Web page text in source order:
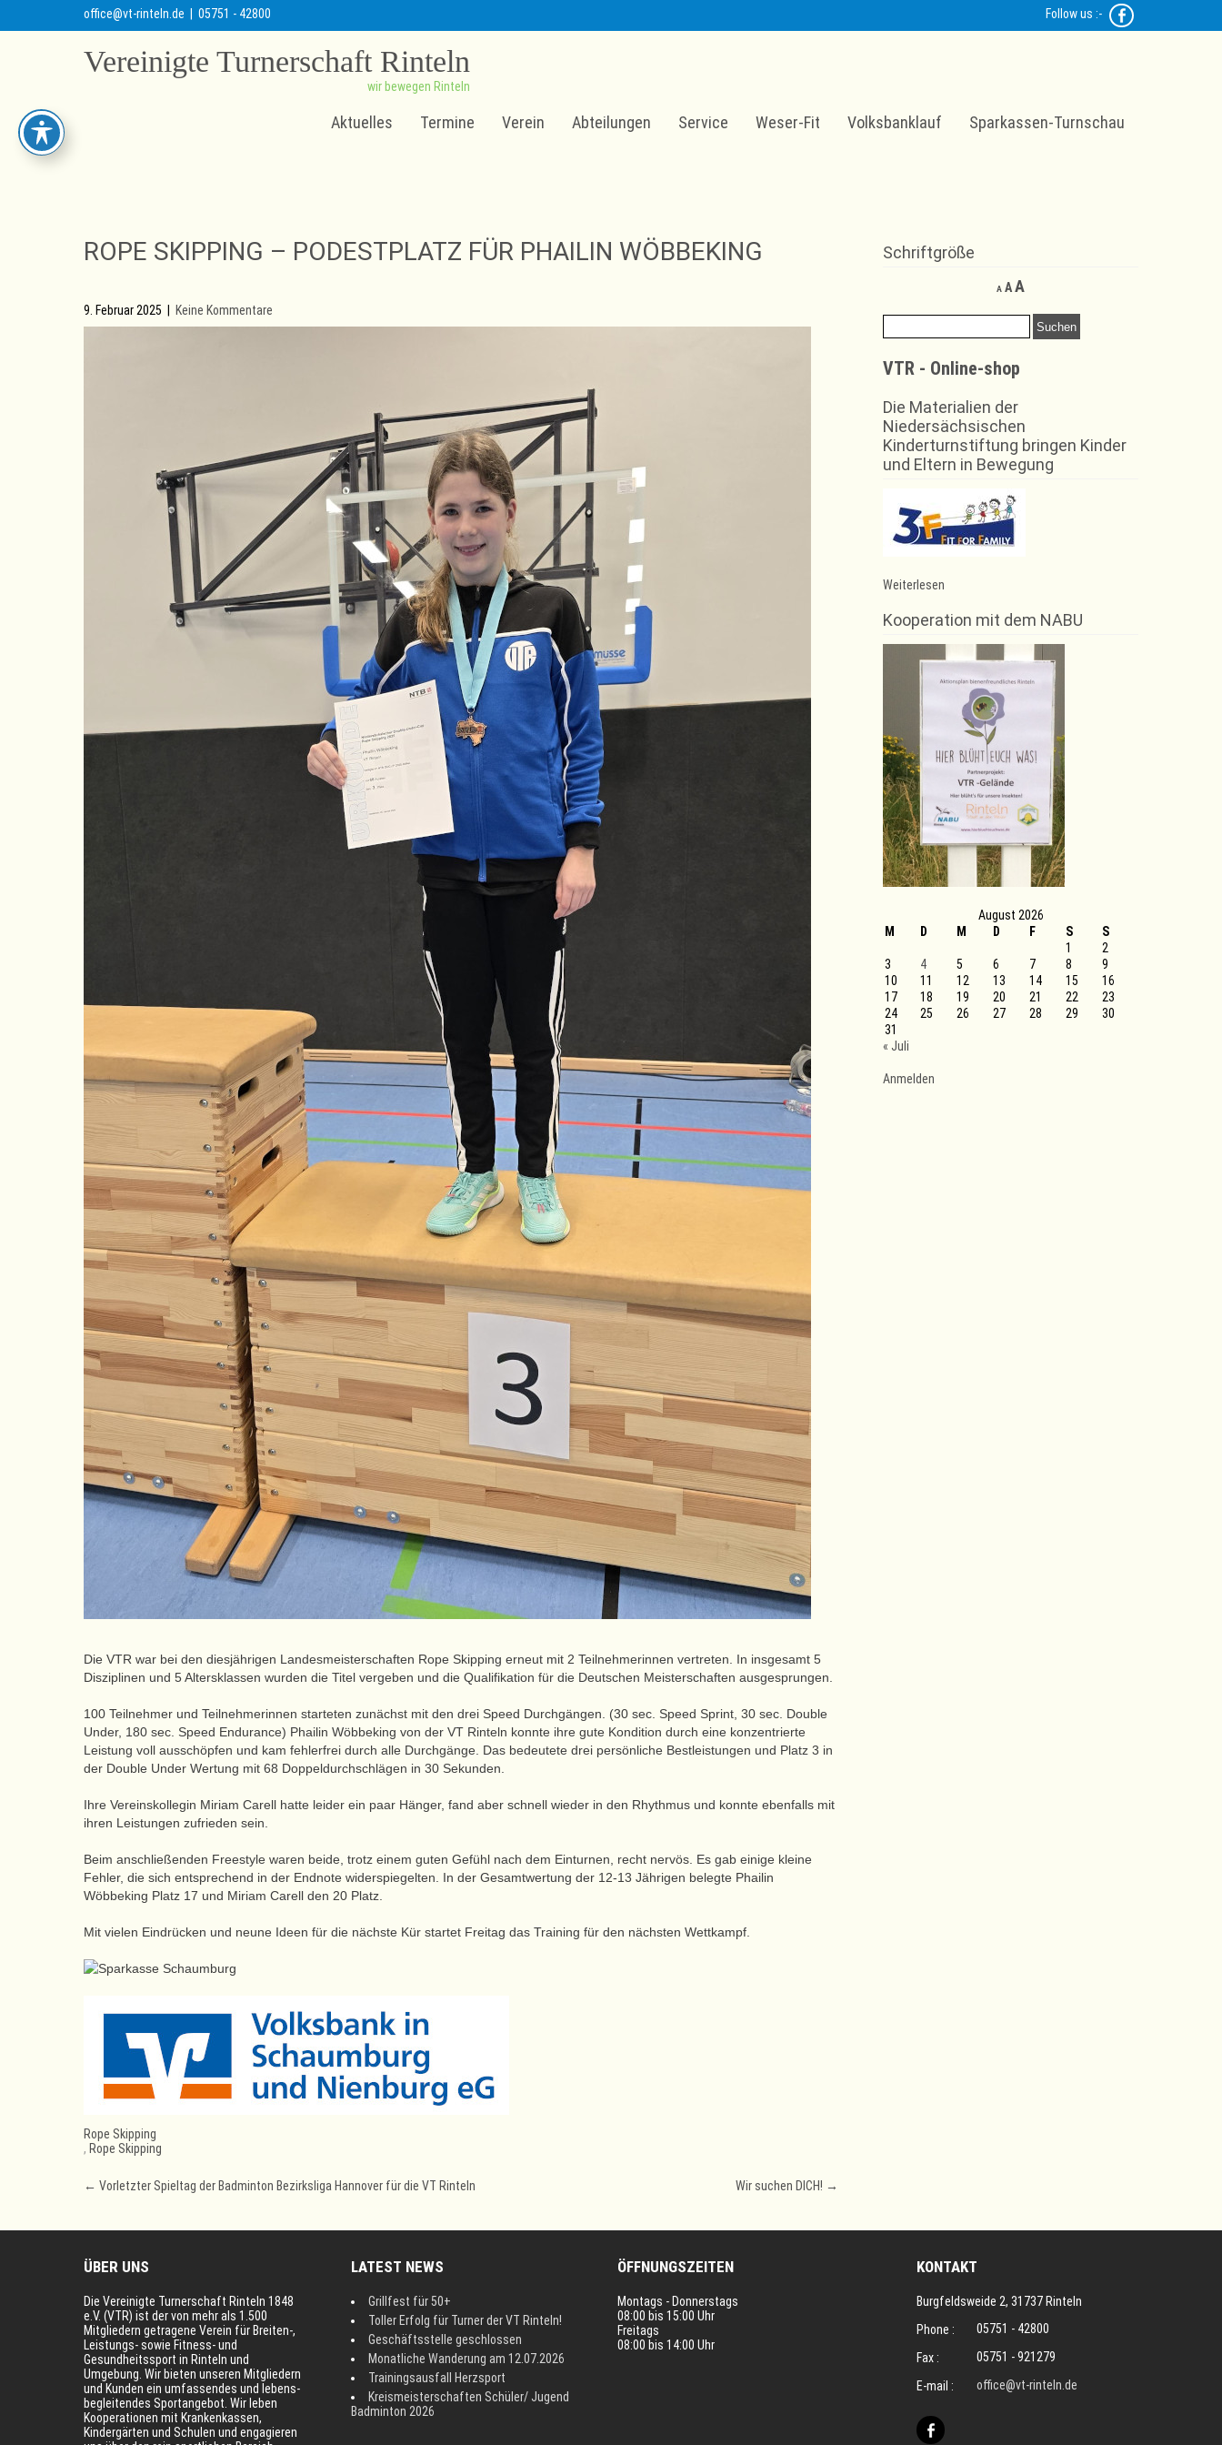
office@vt-rinteln.de | 05751 - 42800 Follow us :-
Vereinigte Turnerschaft Rinteln
wir bewegen Rinteln
Aktuelles Termine Verein Abteilungen Service Weser-Fit Volksbanklauf Sparkassen-Turnschau
ROPE SKIPPING – PODESTPLATZ FÜR PHAILIN WÖBBEKING
9. Februar 2025 Keine Kommentare
Die VTR war bei den diesjährigen Landesmeisterschaften Rope Skipping erneut mit 2 Teilnehmerinnen vertreten. In insgesamt 5
Disziplinen und 5 Altersklassen wurden die Titel vergeben und die Qualifikation für die Deutschen Meisterschaften ausgesprungen.
100 Teilnehmer und Teilnehmerinnen starteten zunächst mit den drei Speed Durchgängen. (30 sec. Speed Sprint, 30 sec. Double
Under, 180 sec. Speed Endurance) Phailin Wöbbeking von der VT Rinteln konnte ihre gute Kondition durch eine konzentrierte
Leistung voll ausschöpfen und kam fehlerfrei durch alle Durchgänge. Das bedeutete drei persönliche Bestleistungen und Platz 3 in
der Double Under Wertung mit 68 Doppeldurchschlägen in 30 Sekunden.
Ihre Vereinskollegin Miriam Carell hatte leider ein paar Hänger, fand aber schnell wieder in den Rhythmus und konnte ebenfalls mit
ihren Leistungen zufrieden sein.
Beim anschließenden Freestyle waren beide, trotz einem guten Gefühl nach dem Einturnen, recht nervös. Es gab einige kleine
Fehler, die sich entsprechend in der Endnote widerspiegelten. In der Gesamtwertung der 12-13 Jährigen belegte Phailin
Wöbbeking Platz 17 und Miriam Carell den 20 Platz.
Mit vielen Eindrücken und neune Ideen für die nächste Kür startet Freitag das Training für den nächsten Wettkampf.
Rope Skipping
, Rope Skipping
Post
← Vorletzter Spieltag der Badminton Bezirksliga Hannover für die VT Rinteln Wir suchen DICH! →
Schriftgröße
A
Decrease
font
A Reset
size.
A
size.
Suchen
nach:
VTR - Online-shop
Die Materialien der
Niedersächsischen
Kinderturnstiftung bringen Kinder
und Eltern in Bewegung
Weiterlesen
Skipping
–
Podestplatz
für
Phailin
Wöbbeking
Kooperation mit dem NABU
August 2026
M
D M D F S
S
1
2
3
4 5 6 7 8
9
10
11 12 13 14 15
16
17
18 19 20 21 22
23
24
25 26 27 28 29
30
31
« Juli
Anmelden
ÜBER UNS
Die Vereinigte Turnerschaft Rinteln 1848
e.V. (VTR) ist der von mehr als 1.500
Mitgliedern getragene Verein für Breiten-,
Leistungs- sowie Fitness- und
Gesundheitssport in Rinteln und
Umgebung. Wir bieten unseren Mitgliedern
und Kunden ein umfassendes und lebens-
begleitendes Sportangebot. Wir leben
Kooperationen mit Krankenkassen,
Kindergärten und Schulen und engagieren
LATEST NEWS
Grillfest für 50+
Toller Erfolg für Turner der VT Rinteln!
Geschäftsstelle geschlossen
Monatliche Wanderung am 12.07.2026
Trainingsausfall Herzsport
Kreismeisterschaften Schüler/ Jugend
Badminton 2026
ÖFFNUNGSZEITEN
Montags - Donnerstags
08:00 bis 15:00 Uhr
Freitags
08:00 bis 14:00 Uhr
KONTAKT
Burgfeldsweide 2, 31737 Rinteln
Phone :
05751 - 42800
Fax :
05751 - 921279
E-mail :
office@vt-rinteln.de